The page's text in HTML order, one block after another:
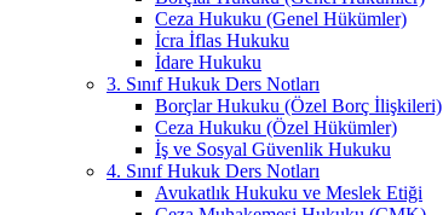
Ceza Hukuku (Genel Hükümler)
İcra İflas Hukuku
İdare Hukuku
3. Sınıf Hukuk Ders Notları
Borçlar Hukuku (Özel Borç İlişkileri)
Ceza Hukuku (Özel Hükümler)
İş ve Sosyal Güvenlik Hukuku
4. Sınıf Hukuk Ders Notları
Avukatlık Hukuku ve Meslek Etiği